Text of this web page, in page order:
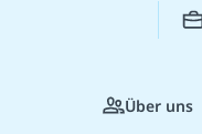
Über uns